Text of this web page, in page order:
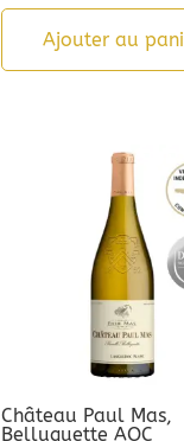
Ajouter au
Château Paul Mas,
Belluguette AOC